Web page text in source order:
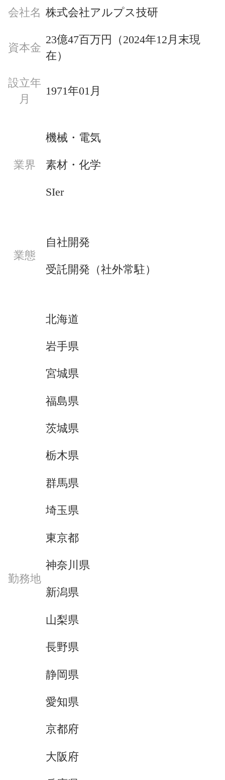
会社名 株式会社アルプス技研
資本金
23億47百万円（2024年12月末現
在）
設立年
月
1971年01月
業界
機械・電気
素材・化学
SIer
業態
自社開発
受託開発（社外常駐）
勤務地
北海道
岩手県
宮城県
福島県
茨城県
栃木県
群馬県
埼玉県
東京都
神奈川県
新潟県
山梨県
長野県
静岡県
愛知県
京都府
大阪府